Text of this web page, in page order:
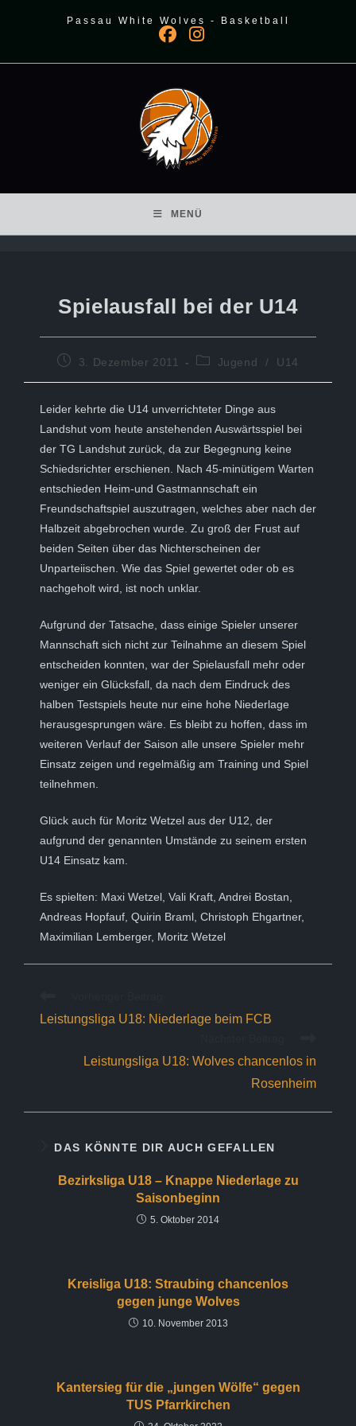
Passau White Wolves - Basketball
MENÜ
Spielausfall bei der U14
Beitrag3. Dezember 2011
Beitrags-
Jugend / U14
Leider kehrte die U14 unverrichteter Dinge aus
Landshut vom heute anstehenden Auswärtsspiel bei
der TG Landshut zurück, da zur Begegnung keine
Schiedsrichter erschienen. Nach 45-minütigem Warten
entschieden Heim-und Gastmannschaft ein
Freundschaftspiel auszutragen, welches aber nach der
Halbzeit abgebrochen wurde. Zu groß der Frust auf
beiden Seiten über das Nichterscheinen der
Unparteiischen. Wie das Spiel gewertet oder ob es
nachgeholt wird, ist noch unklar.
Aufgrund der Tatsache, dass einige Spieler unserer
Mannschaft sich nicht zur Teilnahme an diesem Spiel
entscheiden konnten, war der Spielausfall mehr oder
weniger ein Glücksfall, da nach dem Eindruck des
halben Testspiels heute nur eine hohe Niederlage
herausgesprungen wäre. Es bleibt zu hoffen, dass im
weiteren Verlauf der Saison alle unsere Spieler mehr
Einsatz zeigen und regelmäßig am Training und Spiel
teilnehmen.
Glück auch für Moritz Wetzel aus der U12, der
aufgrund der genannten Umstände zu seinem ersten
U14 Einsatz kam.
Es spielten: Maxi Wetzel, Vali Kraft, Andrei Bostan,
Andreas Hopfauf, Quirin Braml, Christoph Ehgartner,
Maximilian Lemberger, Moritz Wetzel
ansehen
Leistungsliga U18: Niederlage beim FCB
Leistungsliga U18: Wolves chancenlos in
Rosenheim
DAS KÖNNTE DIR AUCH GEFALLEN
Bezirksliga U18 – Knappe Niederlage zu
Saisonbeginn
5. Oktober 2014
Kreisliga U18: Straubing chancenlos
gegen junge Wolves
10. November 2013
Kantersieg für die „jungen Wölfe“ gegen
TUS Pfarrkirchen